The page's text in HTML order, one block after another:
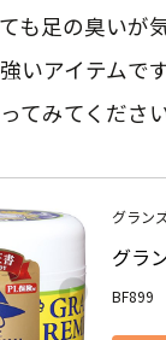
も足の臭いが
いアイテムです
てみてくださ
グラン
グラ
BF899